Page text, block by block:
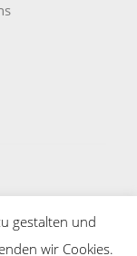
gestalten und
wir Cookies.